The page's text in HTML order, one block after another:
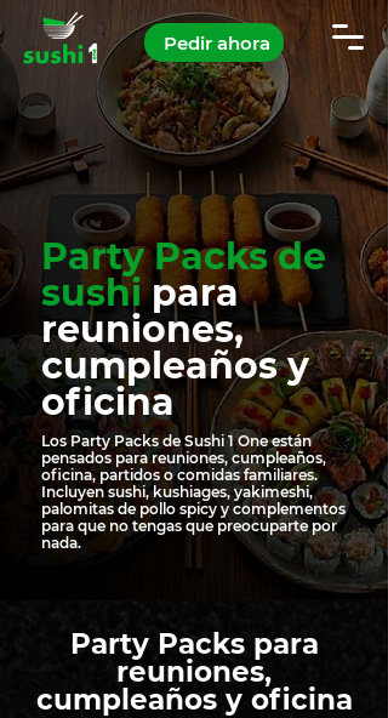
Pedir ahora
Party Packs de
sushipara
reuniones,
cumpleaños y
oficina
Los Party Packs de Sushi 1 One están
pensados para reuniones, cumpleaños,
oficina, partidos o comidas familiares.
Incluyen sushi, kushiages, yakimeshi,
palomitas de pollo spicy y complementos
para que no tengas que preocuparte por
nada.
Party Packs para
reuniones,
cumpleaños y oficina